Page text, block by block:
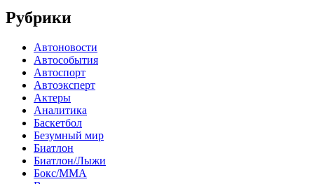
Рубрики
Автоновости
Автособытия
Автоспорт
Автоэксперт
Актеры
Аналитика
Баскетбол
Безумный мир
Биатлон
Биатлон/Лыжи
Бокс/MMA